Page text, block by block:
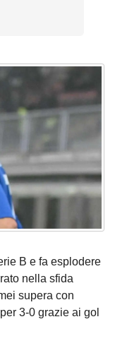
B e fa esplodere
nella sfida
supera con
3-0 grazie ai gol